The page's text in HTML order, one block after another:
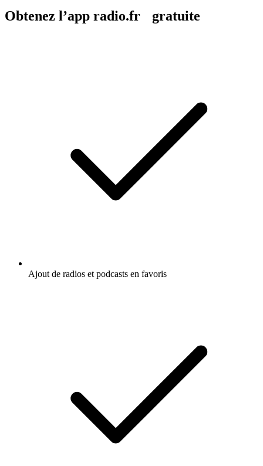
Obtenez l’app radio.fr gratuite
Ajout de radios et podcasts en favoris